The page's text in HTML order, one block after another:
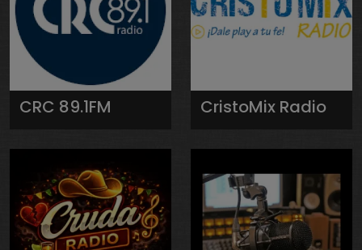
CRC 89.1FM CristoMix Radio